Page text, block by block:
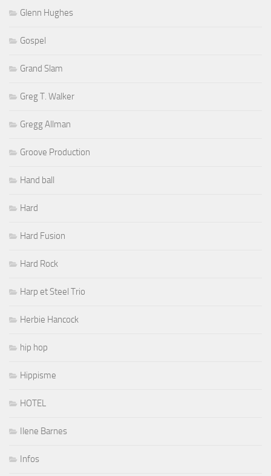
Glenn Hughes
Gospel
Grand Slam
Greg T. Walker
Gregg Allman
Groove Production
Hand ball
Hard
Hard Fusion
Hard Rock
Harp et Steel Trio
Herbie Hancock
hip hop
Hippisme
HOTEL
Ilene Barnes
Infos